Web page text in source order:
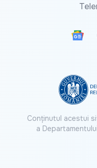
Conținutul acestui
a